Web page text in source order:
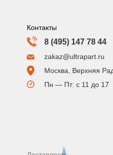
Контакты
8 (495) 147 78 44
zakaz@ultrapart.ru
Москва, Верхняя
Пн — Пт: с 11 до 17